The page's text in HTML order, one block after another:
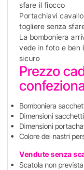
sfare il fiocco
Portachiavi
togliere senza
La bomboniera
vede in foto e ben
sicuro
Prezzo
Bomboniera
Dimensioni
Dimensioni
Colore dei nastri
Vendute senza
Scatola non prevista